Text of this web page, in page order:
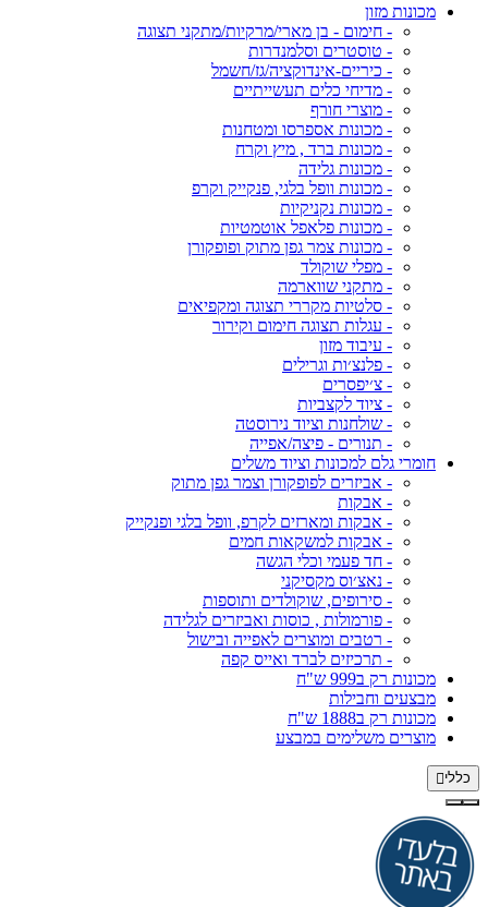
מכונות מזון
- חימום - בן מארי/מרקיות/מתקני תצוגה
- טוסטרים וסלמנדרות
- כיריים-אינדוקציה/גז/חשמל
- מדיחי כלים תעשייתיים
- מוצרי חורף
- מכונות אספרסו ומטחנות
- מכונות ברד , מיץ וקרח
- מכונות גלידה
- מכונות וופל בלגי, פנקייק וקרפ
- מכונות נקניקיות
- מכונות פלאפל אוטמטיות
- מכונות צמר גפן מתוק ופופקורן
- מפלי שוקולד
- מתקני שווארמה
- סלטיות מקררי תצוגה ומקפיאים
- עגלות תצוגה חימום וקירור
- עיבוד מזון
- פלנצ׳ות וגרילים
- צ׳יפסרים
- ציוד לקצביות
- שולחנות וציוד נירוסטה
- תנורים - פיצה/אפייה
חומרי גלם למכונות וציוד משלים
- אביזרים לפופקורן וצמר גפן מתוק
- אבקות
- אבקות ומארזים לקרפ, וופל בלגי ופנקייק
- אבקות למשקאות חמים
- חד פעמי וכלי הגשה
- נאצ׳וס מקסיקני
- סירופים, שוקולדים ותוספות
- פורמולות , כוסות ואביזרים לגלידה
- רטבים ומוצרים לאפייה ובישול
- תרכיזים לברד ואייס קפה
מכונות רק ב999 ש"ח
מבצעים וחבילות
מכונות רק ב1888 ש"ח
מוצרים משלימים במבצע
כללי